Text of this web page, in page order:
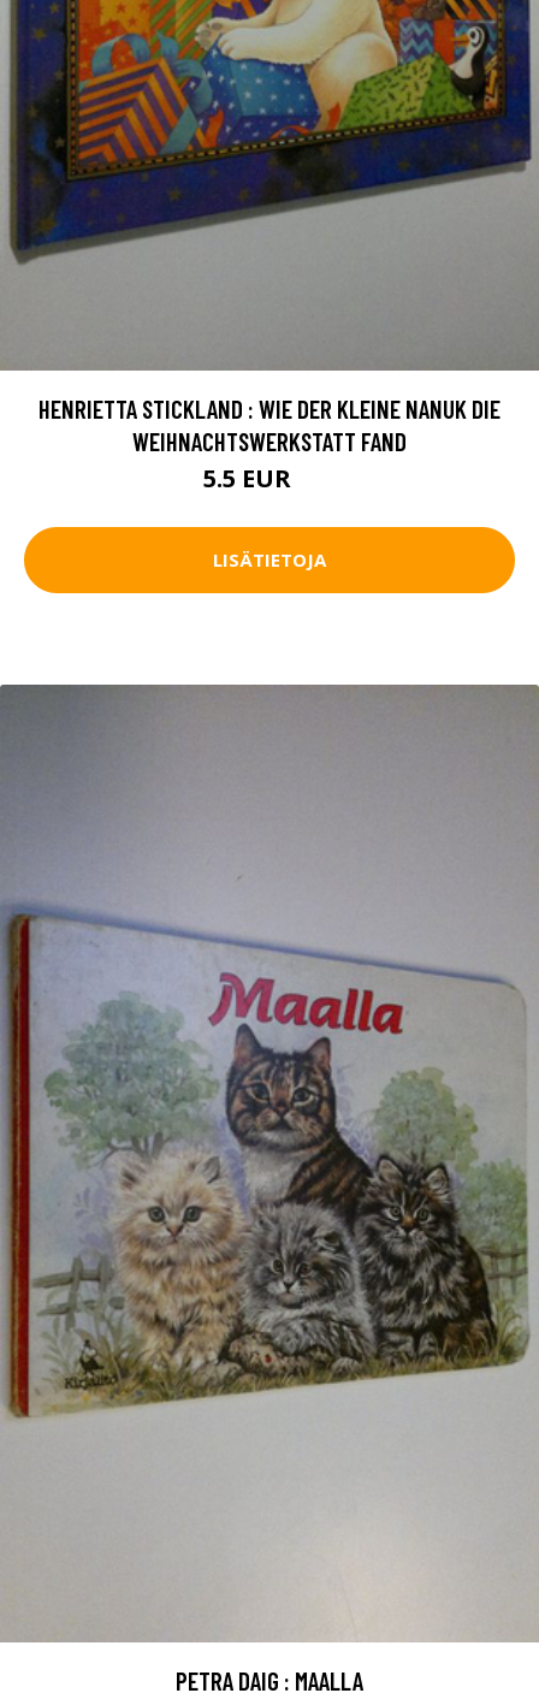
HENRIETTA STICKLAND : WIE DER KLEINE NANUK DIE
WEIHNACHTSWERKSTATT FAND
5.5 EUR
LISÄTIETOJA
PETRA DAIG : MAALLA